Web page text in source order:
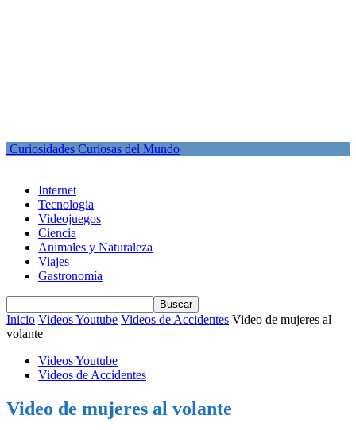
Curiosidades Curiosas del Mundo
Internet
Tecnologia
Videojuegos
Ciencia
Animales y Naturaleza
Viajes
Gastronomía
Inicio Videos Youtube Videos de Accidentes Video de mujeres al
volante
Videos Youtube
Videos de Accidentes
Video de mujeres al volante